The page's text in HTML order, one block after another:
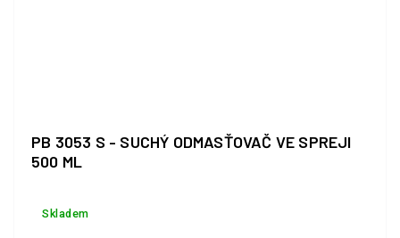
PB 3053 S - SUCHÝ ODMASŤOVAČ VE SPREJI
500 ML
Skladem